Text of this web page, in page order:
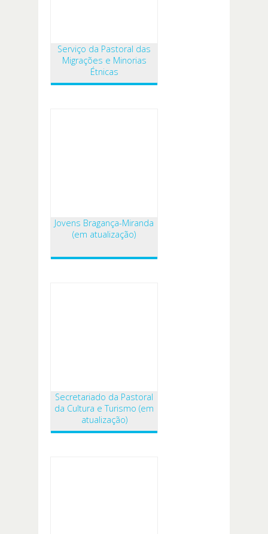
Serviço da Pastoral das
Migrações e Minorias
Étnicas
Jovens Bragança-Miranda
(em atualização)
Secretariado da Pastoral
da Cultura e Turismo (em
atualização)